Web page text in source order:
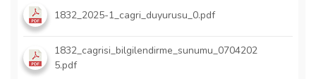
1832_2025-1_cagri_duyurusu_0.pdf
1832_cagrisi_bilgilendirme_sunumu_0704202
5.pdf